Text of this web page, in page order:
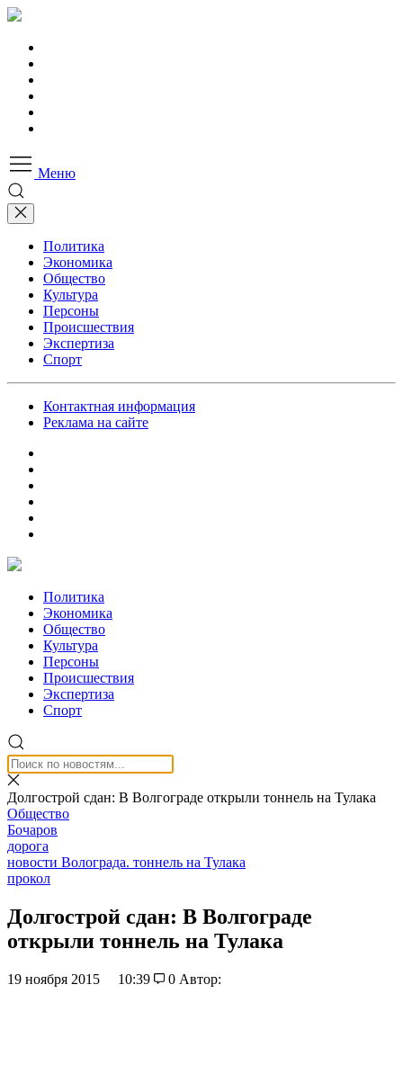
Меню
Политика
Экономика
Общество
Культура
Персоны
Происшествия
Экспертиза
Спорт
Контактная информация
Реклама на сайте
Политика
Экономика
Общество
Культура
Персоны
Происшествия
Экспертиза
Спорт
Долгострой сдан: В Волгограде открыли тоннель на Тулака
Общество
Бочаров
дорога
новости Волограда. тоннель на Тулака
прокол
Долгострой сдан: В Волгограде
открыли тоннель на Тулака
19 ноября 2015 10:39 0 Автор: